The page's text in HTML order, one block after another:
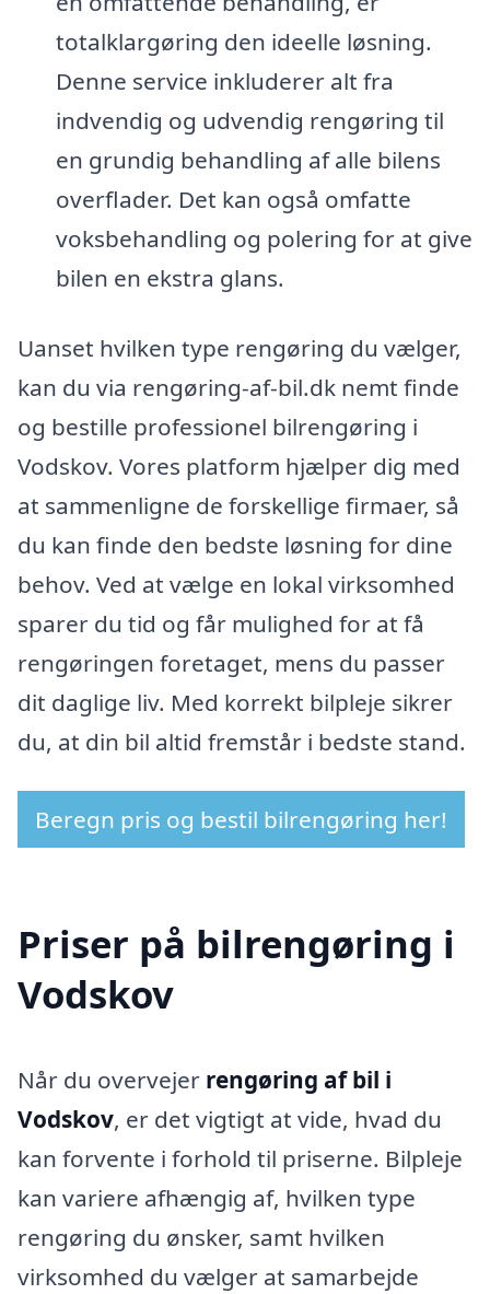
totalklargøring den ideelle løsning.
Denne service inkluderer alt fra
indvendig og udvendig rengøring til
en grundig behandling af alle bilens
overflader. Det kan også omfatte
voksbehandling og polering for at give
bilen en ekstra glans.
Uanset hvilken type rengøring du vælger,
kan du via rengøring-af-bil.dk nemt finde
og bestille professionel bilrengøring i
Vodskov. Vores platform hjælper dig med
at sammenligne de forskellige firmaer, så
du kan finde den bedste løsning for dine
behov. Ved at vælge en lokal virksomhed
sparer du tid og får mulighed for at få
rengøringen foretaget, mens du passer
dit daglige liv. Med korrekt bilpleje sikrer
du, at din bil altid fremstår i bedste stand.
Beregn pris og bestil bilrengøring her!
Priser på bilrengøring i
Vodskov
Når du overvejer rengøring af bil i
Vodskov, er det vigtigt at vide, hvad du
kan forvente i forhold til priserne. Bilpleje
kan variere afhængig af, hvilken type
rengøring du ønsker, samt hvilken
virksomhed du vælger at samarbejde